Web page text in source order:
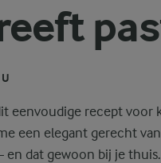
eenvoudige recept voor
een elegant gerecht
en dat gewoon bij je